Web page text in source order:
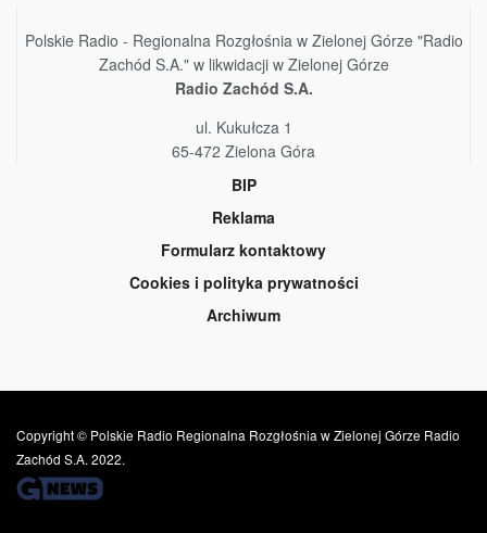
Polskie Radio - Regionalna Rozgłośnia w Zielonej Górze "Radio
Zachód S.A." w likwidacji w Zielonej Górze
Radio Zachód S.A.
ul. Kukułcza 1
65-472 Zielona Góra
BIP
Reklama
Formularz kontaktowy
Cookies i polityka prywatności
Archiwum
Copyright © Polskie Radio Regionalna Rozgłośnia w Zielonej Górze Radio
Zachód S.A. 2022.